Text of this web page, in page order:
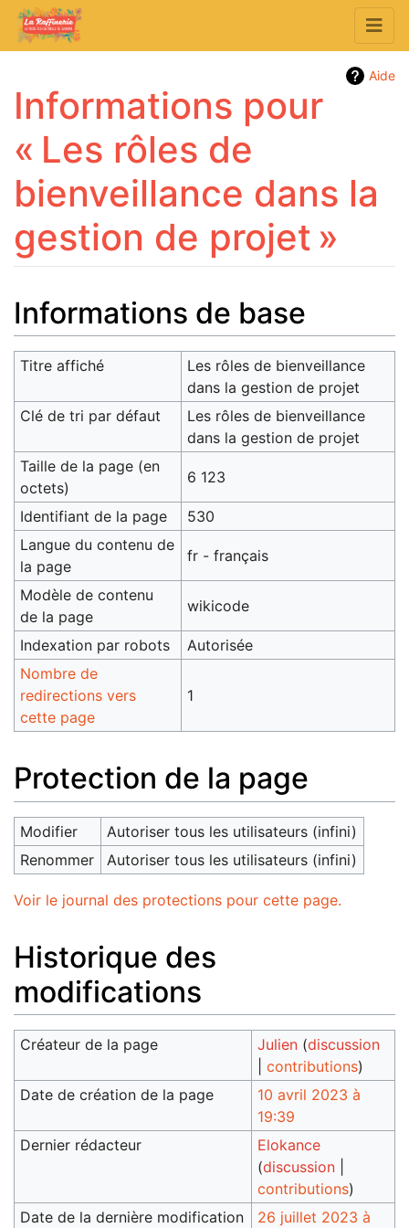
Aide
Informations pour
« Les rôles de
bienveillance dans la
gestion de projet »
Informations de base
Titre affiché
Les rôles de bienveillance
dans la gestion de projet
Clé de tri par défaut
Les rôles de bienveillance
dans la gestion de projet
Taille de la page (en
octets)
6 123
Identifiant de la page
530
Langue du contenu de
la page
fr - français
Modèle de contenu
de la page
wikicode
Indexation par robots
Autorisée
Nombre de
redirections vers
cette page
1
Protection de la page
Modifier
Autoriser tous les utilisateurs (infini)
Renommer
Autoriser tous les utilisateurs (infini)
Voir le journal des protections pour cette page.
Historique des
modifications
Créateur de la page Julien (discussion
|contributions)
Date de création de la page
10 avril 2023 à
19:39
Dernier rédacteur
Elokance
(discussion
contributions)
Date de la dernière modification
26 juillet 2023 à